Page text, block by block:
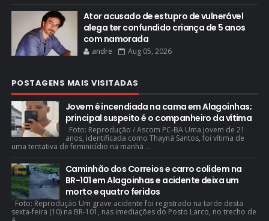
Ator acusado de estupro de vulnerável
alega ter confundido criança de 5 anos
com namorada
andre Aug 05, 2026
POSTAGENS MAIS VISITADAS
Jovem é incendiada na cama em Alagoinhas;
principal suspeito é o companheiro da vítima
Foto: Reprodução / Ascom PC-BA Uma jovem de 21
anos, identificada como Thayná Santos, foi vítima de
uma tentativa de feminicídio na manhã ...
Caminhão dos Correios e carro colidem na
BR-101 em Alagoinhas e acidente deixa um
morto e quatro feridos
Foto: Reprodução Um grave acidente foi registrado na tarde desta
sexta-feira (10) na BR-101, nas imediações do Posto Larco, no trecho de